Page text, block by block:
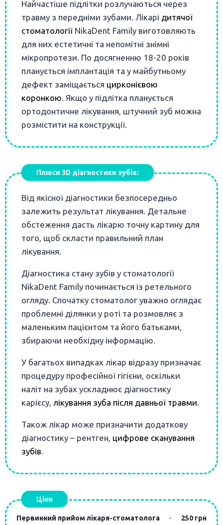
Найчастіше підлітки розлучаються через
травму з передніми зубами. Лікарі дитячої
стоматології NikaDent Family виготовляють
для них естетичні та непомітні знімні
мікропротези. По досягненню 18-20 років
планується імплантація та у майбутньому
дефект заміщається цирконієвою
коронкою. Якщо у підлітка планується
ортодонтичне лікування, штучний зуб можна
розмістити на конструкції.
Плюси 3D діагностики зубів:
Від якісної діагностики безпосередньо
залежить результат лікування. Детальне
обстеження дасть лікарю точну картину для
того, щоб скласти правильний план
лікування.
Діагностика стану зубів у стоматології
NikaDent Family починається із ретельного
огляду. Спочатку стоматолог уважно оглядає
проблемні ділянки у роті та розмовляє з
маленьким пацієнтом та його батьками,
збираючи необхідну інформацію.
У багатьох випадках лікар відразу призначає
процедуру професійної гігієни, оскільки
наліт на зубах ускладнює діагностику
карієсу, лікування зуба після давньої травми.
Також лікар може призначити додаткову
діагностику – рентген, цифрове сканування
зубів.
Ціни
Первинний прийом лікаря-стоматолога
250 грн